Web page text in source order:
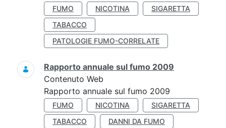
FUMO NICOTINA
SIGARETTA
TABACCO
PATOLOGIE FUMO-CORRELATE
Rapporto annuale sul fumo 2009
Contenuto Web
Rapporto annuale sul fumo 2009
FUMO NICOTINA
SIGARETTA
TABACCO
DANNI DA FUMO